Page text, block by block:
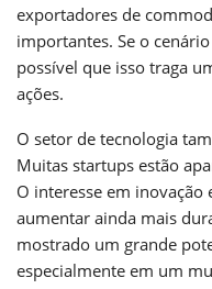
exportadores de
importantes. Se o
possível que isso traga
ações.
O setor de tecnologia
Muitas startups estão
O interesse em inovação
aumentar ainda mais
mostrado um grande
especialmente em um